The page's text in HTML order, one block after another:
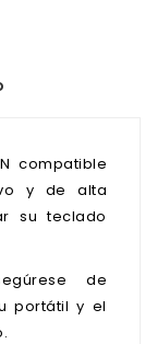
compatible
y de alta
su teclado
de
portátil y el